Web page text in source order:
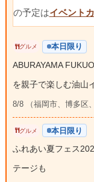
の予定はイベント
グルメ 本日限り
ABURAYAMA
を親子で楽しむ油山
8/8 （福岡市、博多区
グルメ 本日限り
ふれあい夏フェス
テージも